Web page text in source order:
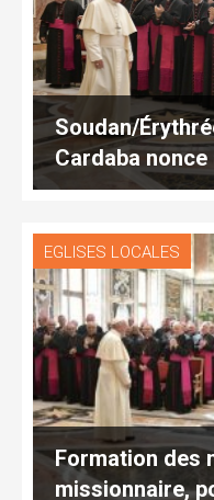
Soudan/
Cardaba
EGLISES LOCALES
Formation des
missionnaire,